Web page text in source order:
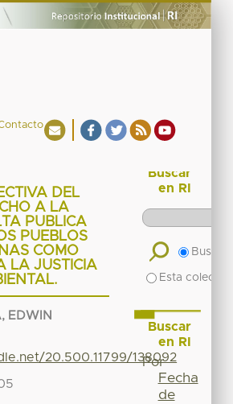
DEL
A LA
PUBLICA
PUEBLOS
COMO
LA JUSTICIA
EDWIN
20.500.11799/138092
Buscar
en RI
Buscar
Esta
Buscar
en RI
Por
Fecha
de